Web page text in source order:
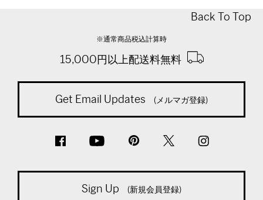
Back To Top
※通常商品税込計算時
15,000円以上配送料無料
Get Email Updates (メルマガ登録)
Sign Up (新規会員登録)